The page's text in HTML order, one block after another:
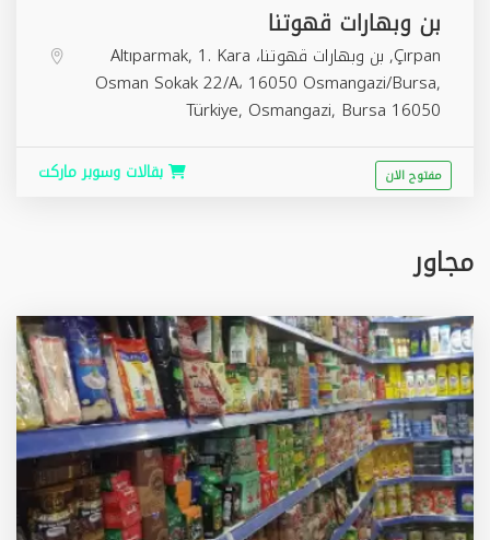
بن وبهارات قهوتنا
Çırpan, بن وبهارات قهوتنا، Altıparmak, 1. Kara
Osman Sokak 22/A، 16050 Osmangazi/Bursa,
Türkiye, Osmangazi, Bursa 16050
بقالات وسوبر ماركت مفتوح الان
مجاور